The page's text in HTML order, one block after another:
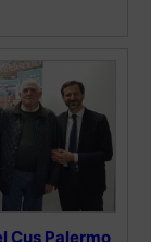
Cus Palermo